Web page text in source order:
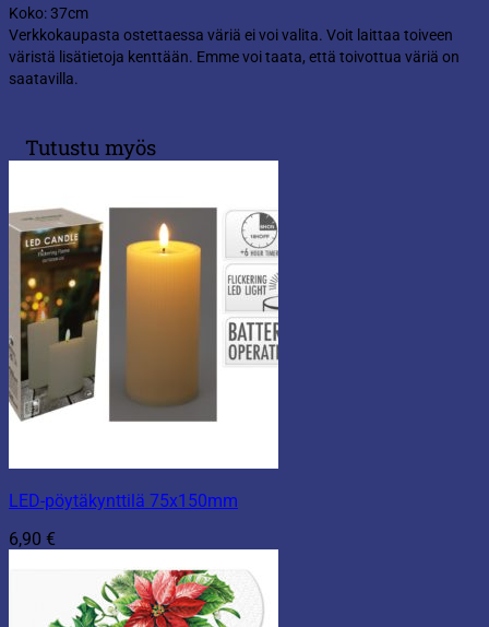
Koko: 37cm
Verkkokaupasta ostettaessa väriä ei voi valita. Voit laittaa toiveen
väristä lisätietoja kenttään. Emme voi taata, että toivottua väriä on
saatavilla.
Tutustu myös
LED-pöytäkynttilä 75x150mm
6,90 €